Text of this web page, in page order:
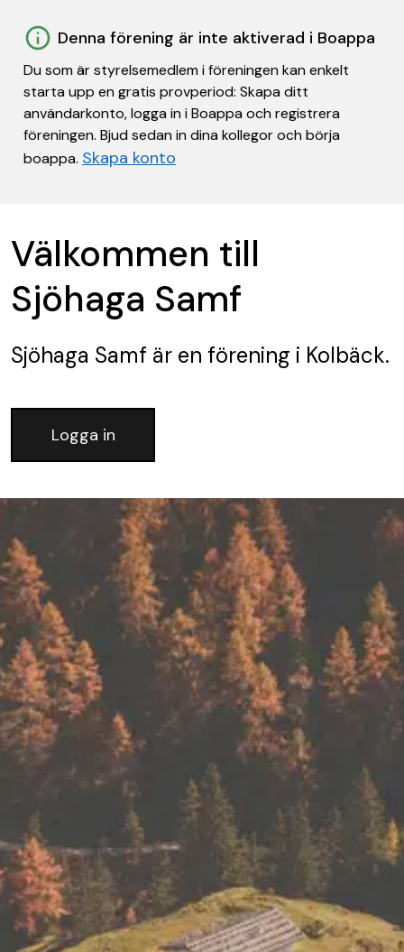
Denna förening är inte aktiverad i Boappa
Du som är styrelsemedlem i föreningen kan enkelt
starta upp en gratis provperiod: Skapa ditt
användarkonto, logga in i Boappa och registrera
föreningen. Bjud sedan in dina kollegor och börja
boappa. Skapa konto
Välkommen till
Sjöhaga Samf
Sjöhaga Samf är en förening i Kolbäck.
Logga in